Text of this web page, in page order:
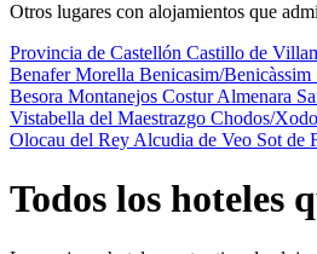
Otros lugares con alojamientos que
Provincia de Castellón Castillo de
BenaferMorella Benicasim/Benicàssim
Besora Montanejos CosturAlmenara
Vistabella del Maestrazgo Chodos/
Olocau del Rey Alcudia de Veo Sot de
Todos los hoteles